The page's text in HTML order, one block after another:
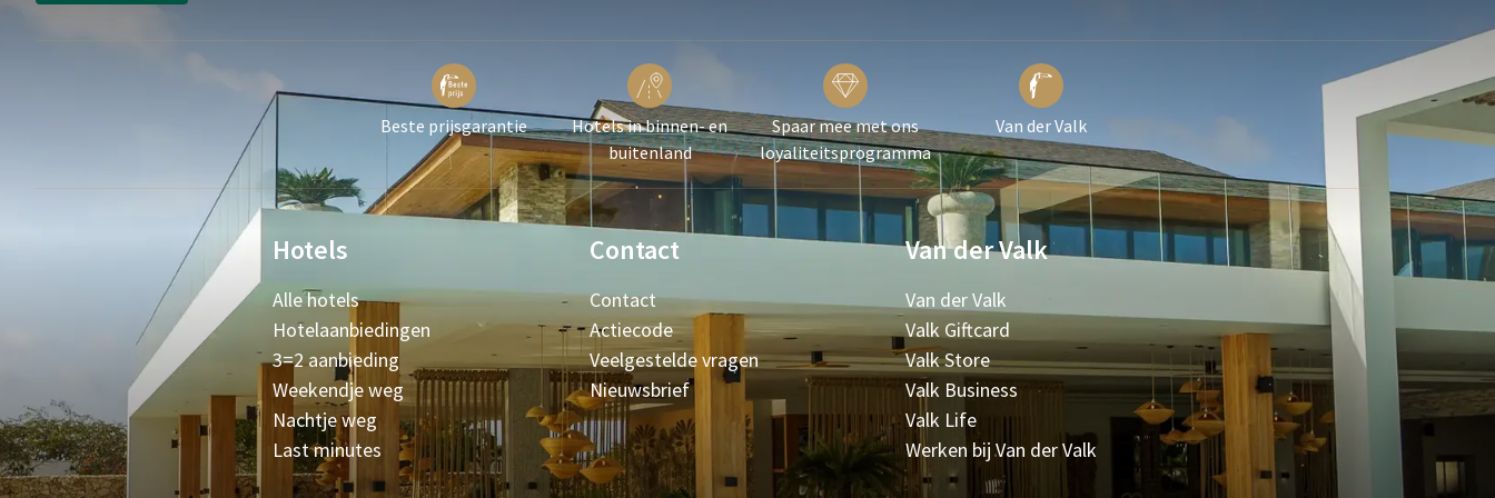
Beste prijsgarantie
Hotels in binnen- en
buitenland
Spaar mee met ons
loyaliteitsprogramma
Van der Valk
Hotels
Alle hotels
Hotelaanbiedingen
3=2 aanbieding
Weekendje weg
Nachtje weg
Last minutes
Contact
Contact
Actiecode
Veelgestelde vragen
Nieuwsbrief
Van der Valk
Van der Valk
Valk Giftcard
Valk Store
Valk Business
Valk Life
Werken bij Van der Valk